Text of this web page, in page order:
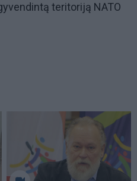
teritoriją NATO